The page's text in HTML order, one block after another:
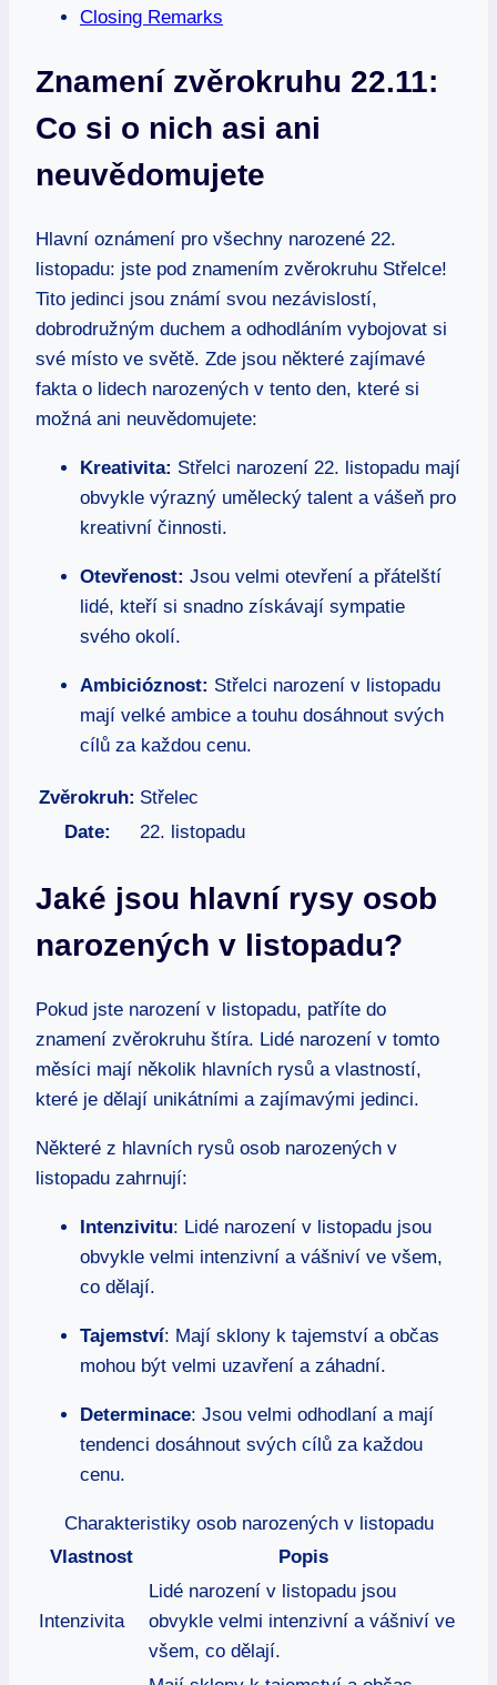
Closing Remarks
Znamení⁤ zvěrokruhu 22.11:
Co si ⁤o nich⁣ asi‍ ani
neuvědomujete
Hlavní oznámení pro ⁣všechny ‍narozené 22.
listopadu: jste pod​ znamením zvěrokruhu Střelce!
Tito jedinci jsou známí svou nezávislostí,
‍dobrodružným duchem⁢ a odhodláním⁤ vybojovat si
své místo ve​ světě. Zde jsou některé zajímavé
fakta o lidech narozených v tento den, ‌které si
možná ani neuvědomujete:
Kreativita: ⁢Střelci‌ narození 22.⁤ listopadu mají
obvykle výrazný umělecký⁣ talent a⁤ vášeň​ pro⁣
kreativní činnosti.
Otevřenost: Jsou velmi otevření a ⁤přátelští
‍lidé, ‍kteří⁣ si snadno⁣ získávají sympatie
svého okolí.
Ambicióznost: Střelci narození v listopadu‌
mají velké ​ambice‍ a touhu dosáhnout svých
cílů za každou cenu.
Zvěrokruh: Střelec
Date:
22. listopadu
Jaké ​jsou hlavní​ rysy osob
narozených ​v listopadu?
Pokud jste ‌narození‌ v listopadu, patříte⁢ do‍
znamení⁢ zvěrokruhu štíra.⁣ Lidé ⁢narození v tomto
měsíci mají několik hlavních rysů a ‍vlastností,
které je‌ dělají ⁣unikátními a zajímavými jedinci.
Některé z hlavních rysů osob narozených⁣ v
listopadu⁤ zahrnují:
Intenzivitu: Lidé narození v listopadu ⁢jsou
obvykle⁢ velmi intenzivní a ‌vášniví ve všem,
⁣co dělají.
Tajemství: Mají sklony k ‌tajemství a občas
mohou⁣ být velmi⁢ uzavření‌ a záhadní.
Determinace:⁢ Jsou velmi odhodlaní a mají
tendenci dosáhnout ⁢svých cílů za každou
‍cenu.
Charakteristiky ‌osob ‍narozených v ​listopadu
Vlastnost
Popis
Intenzivita
Lidé narození v listopadu​ jsou
obvykle velmi intenzivní a vášniví ve⁤
všem,‌ co dělají.